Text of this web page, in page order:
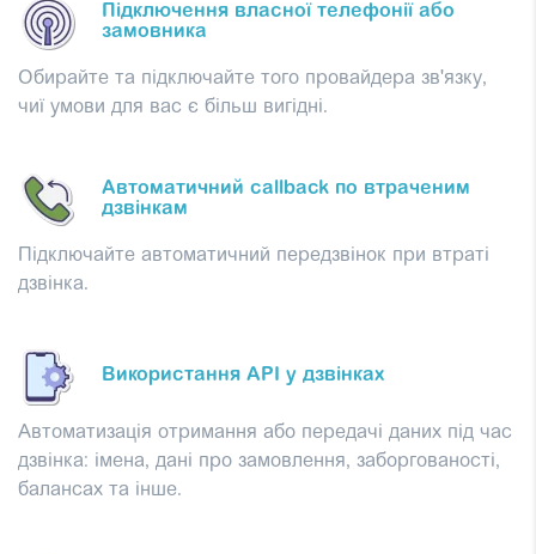
Підключення власної телефонії або
замовника
Обирайте та підключайте того провайдера зв'язку,
чиї умови для вас є більш вигідні.
Автоматичний callback по втраченим
дзвінкам
Підключайте автоматичний передзвінок при втраті
дзвінка.
Використання API у дзвінках
Автоматизація отримання або передачі даних під час
дзвінка: імена, дані про замовлення, заборгованості,
балансах та інше.